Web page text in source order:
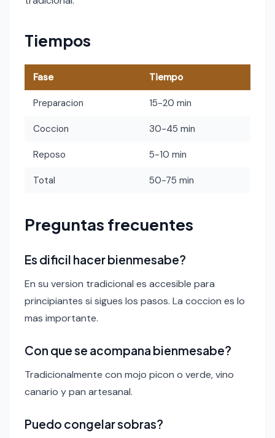
Tiempos
Fase Tiempo
Preparacion 15-20 min
Coccion 30-45 min
Reposo 5-10 min
Total 50-75 min
Preguntas frecuentes
Es dificil hacer bienmesabe?
En su version tradicional es accesible para
principiantes si sigues los pasos. La coccion es lo
mas importante.
Con que se acompana bienmesabe?
Tradicionalmente con mojo picon o verde, vino
canario y pan artesanal.
Puedo congelar sobras?